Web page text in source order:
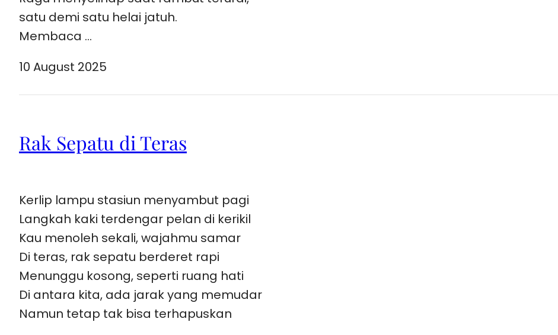
satu demi satu helai jatuh.
Membaca …
10 August 2025
Rak Sepatu di Teras
Kerlip lampu stasiun menyambut pagi
Langkah kaki terdengar pelan di kerikil
Kau menoleh sekali, wajahmu samar
Di teras, rak sepatu berderet rapi
Menunggu kosong, seperti ruang hati
Di antara kita, ada jarak yang memudar
Namun tetap tak bisa terhapuskan